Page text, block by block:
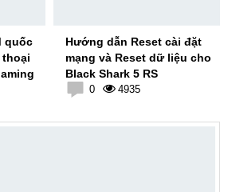
quốc
thoại
Hướng dẫn Reset cài đặt
mạng và Reset dữ liệu cho
Black Shark 5 RS
0 4935